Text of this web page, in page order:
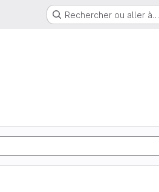
Rechercher ou aller à…